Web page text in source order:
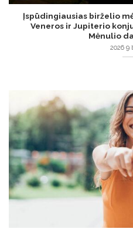
Įspūdingiausias birželio
Veneros ir Jupiterio
Mėnulio
2026 9